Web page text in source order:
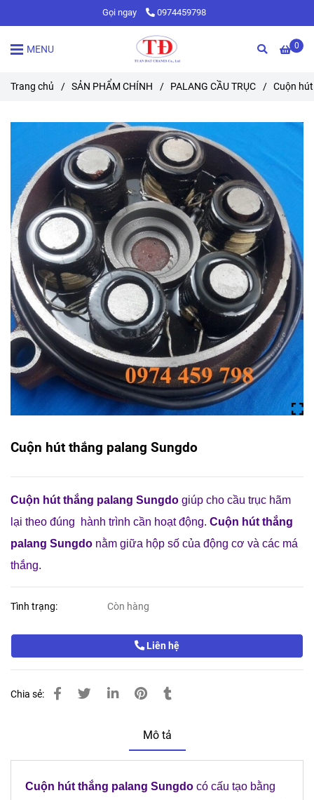
Gọi ngay 0974459798
0
MENU
Trang chủ / SẢN PHẨM CHÍNH / PALANG CẦU TRỤC / Cuộn
Cuộn hút thắng palang Sungdo
Cuộn hút thắng palang Sungdo giúp cho cầu trục hãm
lại theo đúng hành trình cần hoạt động. Cuộn hút thắng
palang Sungdo nằm giữa hộp số của động cơ và các má
thắng.
Tình trạng: Còn hàng
Liên hệ
Chia sẻ:
Mô tả
Cuộn hút thắng palang Sungdo có cấu tạo bằng